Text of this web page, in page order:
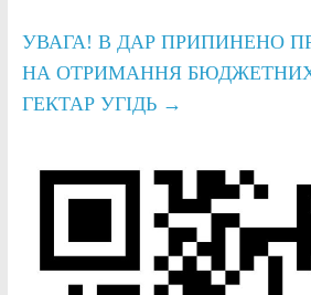
УВАГА! В ДАР ПРИПИНЕНО
НА ОТРИМАННЯ БЮДЖЕТНИХ
ГЕКТАР УГІДЬ →